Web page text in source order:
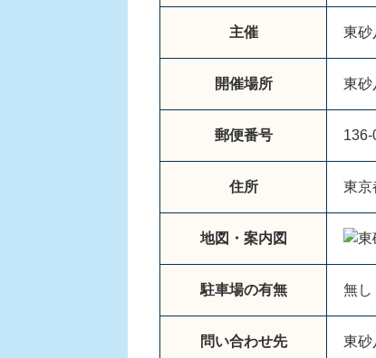
主催 東
開催場所 東砂
郵便番号 136-
住所 東京
地図・案内図
駐車場の有無 無し
問い合わせ先 東